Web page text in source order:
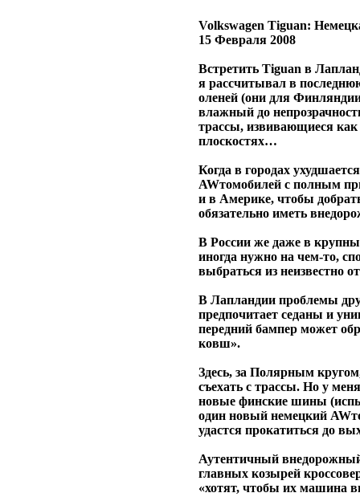
Volkswagen Tiguan:
15 Февраля 2008
Встретить Tiguan в
я рассчитывал в
оленей (они для
влажный до
трассы, извивающиеся как
плоскостях…
Когда в городах
AWтомобилей с полным
и в Америке, чтобы
обязательно иметь
В России же даже в
иногда нужно на чем-то,
выбраться из неизвестно
В Лапландии проблемы
предпочитает седаны и
передний бампер может
ковш».
Здесь, за Полярным
съехать с трассы. Но у
новые финские шины
один новый немецкий
удастся прокатиться до
Аутентичный
главных козырей
«хотят, чтобы их машина